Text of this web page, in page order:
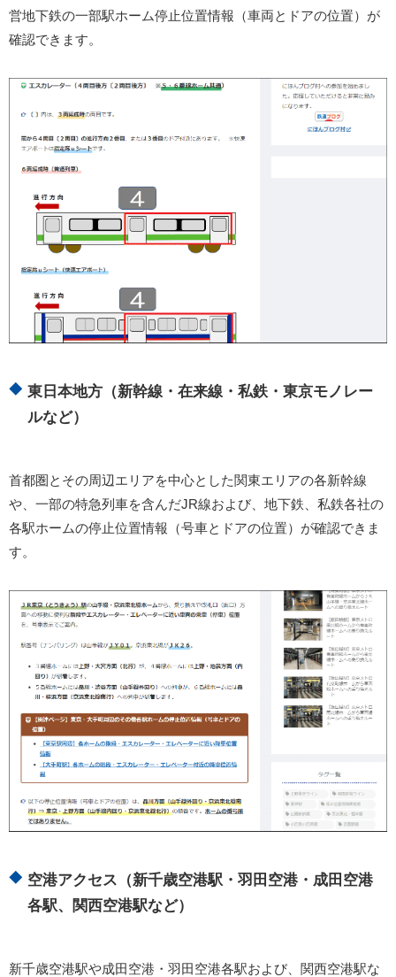
営地下鉄の一部駅ホーム停止位置情報（車両とドアの位置）が
確認できます。
東日本地方（新幹線・在来線・私鉄・東京モノレー
ルなど）
首都圏とその周辺エリアを中心とした関東エリアの各新幹線
や、一部の特急列車を含んだJR線および、地下鉄、私鉄各社の
各駅ホームの停止位置情報（号車とドアの位置）が確認できま
す。
空港アクセス（新千歳空港駅・羽田空港・成田空港
各駅、関西空港駅など）
新千歳空港駅や成田空港・羽田空港各駅および、関西空港駅な